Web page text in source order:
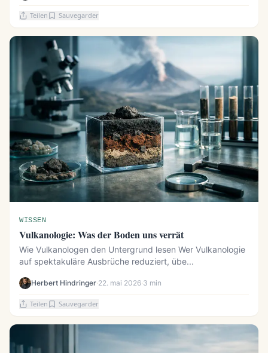
Teilen Sauvegarder
WISSEN
Vulkanologie: Was der Boden uns verrät
Wie Vulkanologen den Untergrund lesen Wer Vulkanologie
auf spektakuläre Ausbrüche reduziert, übe...
Herbert Hindringer·22. mai 2026·3 min
Teilen Sauvegarder